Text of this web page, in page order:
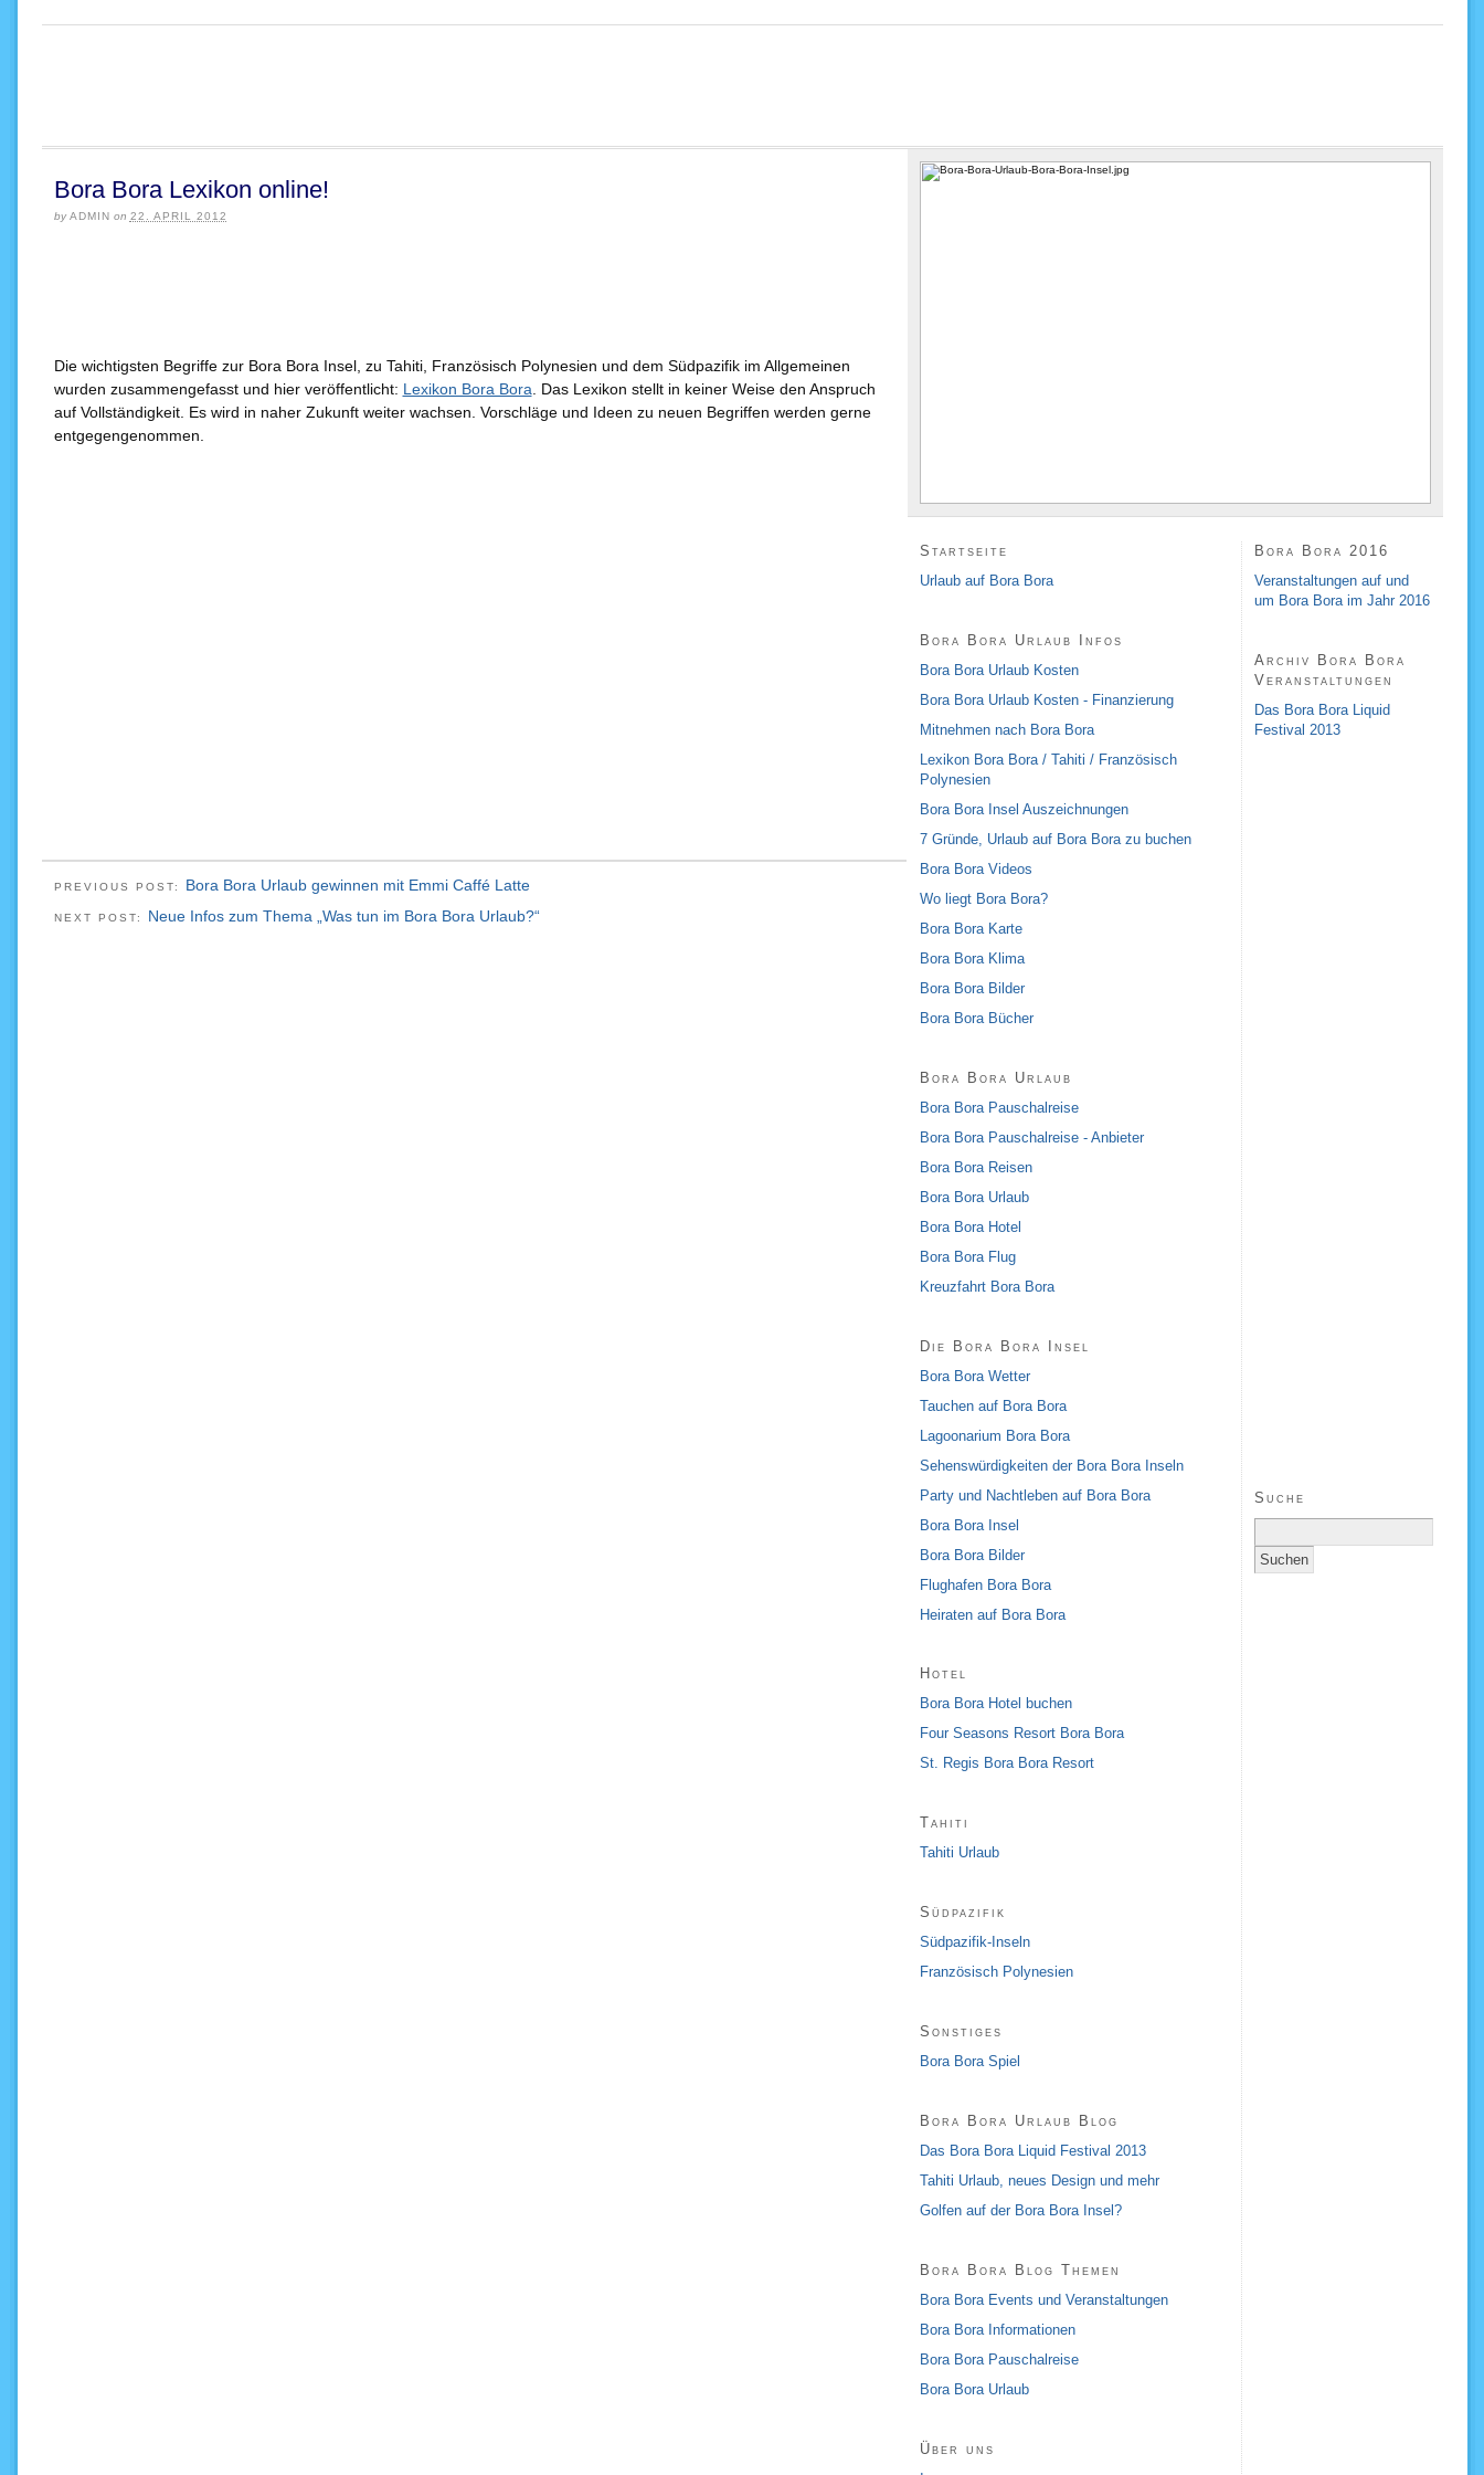
Bora Bora Lexikon online!
byADMIN on 22. APRIL 2012
Die wichtigsten Begriffe zur Bora Bora Insel, zu Tahiti, Französisch Polynesien und dem Südpazifik im Allgemeinen
wurden zusammengefasst und hier veröffentlicht: Lexikon Bora Bora . Das Lexikon stellt in keiner Weise den Anspruch
auf Vollständigkeit. Es wird in naher Zukunft weiter wachsen. Vorschläge und Ideen zu neuen Begriffen werden gerne
entgegengenommen.
PREVIOUS POST: Bora Bora Urlaub gewinnen mit Emmi Caffé Latte
NEXT POST: Neue Infos zum Thema „Was tun im Bora Bora Urlaub?“
Startseite
Urlaub auf Bora Bora
Bora Bora Urlaub Infos
Bora Bora Urlaub Kosten
Bora Bora Urlaub Kosten - Finanzierung
Mitnehmen nach Bora Bora
Lexikon Bora Bora / Tahiti / Französisch
Polynesien
Bora Bora Insel Auszeichnungen
7 Gründe, Urlaub auf Bora Bora zu buchen
Bora Bora Videos
Wo liegt Bora Bora?
Bora Bora Karte
Bora Bora Klima
Bora Bora Bilder
Bora Bora Bücher
Bora Bora Urlaub
Bora Bora Pauschalreise
Bora Bora Pauschalreise - Anbieter
Bora Bora Reisen
Bora Bora Urlaub
Bora Bora Hotel
Bora Bora Flug
Kreuzfahrt Bora Bora
Die Bora Bora Insel
Bora Bora Wetter
Tauchen auf Bora Bora
Lagoonarium Bora Bora
Sehenswürdigkeiten der Bora Bora Inseln
Party und Nachtleben auf Bora Bora
Bora Bora Insel
Bora Bora Bilder
Flughafen Bora Bora
Heiraten auf Bora Bora
Hotel
Bora Bora Hotel buchen
Four Seasons Resort Bora Bora
St. Regis Bora Bora Resort
Tahiti
Tahiti Urlaub
Südpazifik
Südpazifik-Inseln
Französisch Polynesien
Sonstiges
Bora Bora Spiel
Bora Bora Urlaub Blog
Das Bora Bora Liquid Festival 2013
Tahiti Urlaub, neues Design und mehr
Golfen auf der Bora Bora Insel?
Bora Bora Blog Themen
Bora Bora Events und Veranstaltungen
Bora Bora Informationen
Bora Bora Pauschalreise
Bora Bora Urlaub
Über uns
Bora Bora 2016
Veranstaltungen auf und
um Bora Bora im Jahr 2016
Archiv Bora Bora
Veranstaltungen
Das Bora Bora Liquid
Festival 2013
Suche